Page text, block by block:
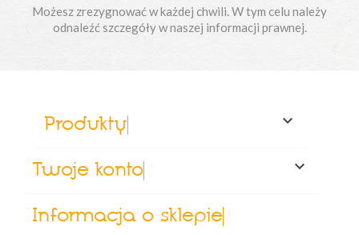
Możesz zrezygnować w każdej chwili. W tym celu należy
odnaleźć szczegóły w naszej informacji prawnej.
Produkty 
Twoje konto 
Informacja o sklepie